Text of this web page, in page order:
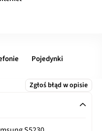
Pojedynki
Zgłoś błąd w opisie